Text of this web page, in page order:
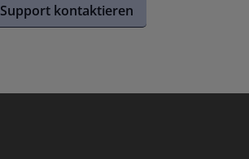
Support kontaktieren